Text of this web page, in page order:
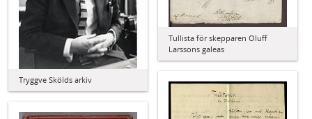
Tullista för skepparen Oluff
Larssons galeas
Tryggve Skölds arkiv